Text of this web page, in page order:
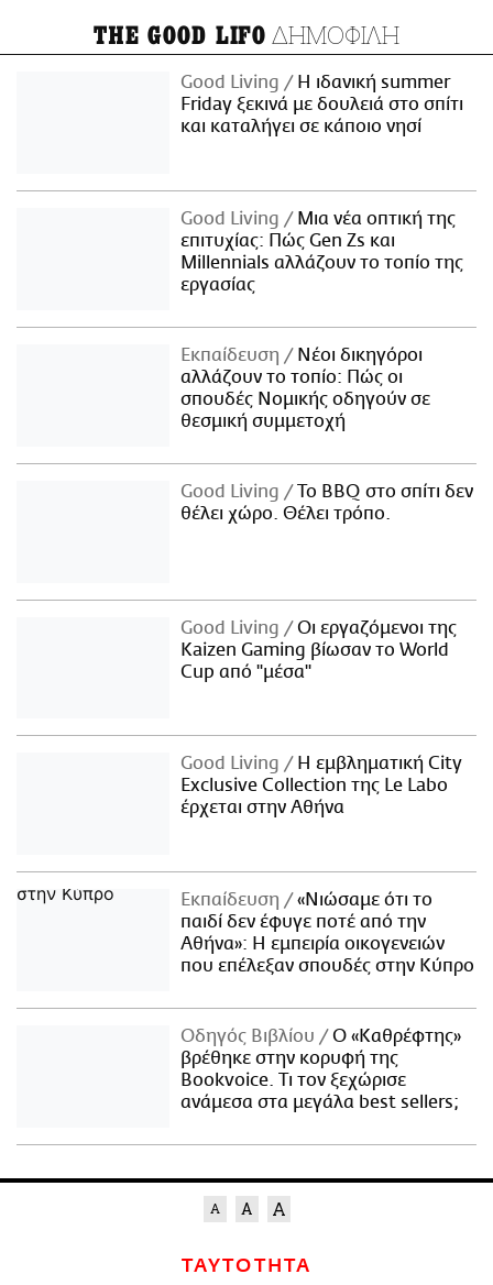
THE GOOD LIFO ΔΗΜΟΦΙΛΗ
Good Living
Η ιδανική summer
Friday ξεκινά με δουλειά στο σπίτι
και καταλήγει σε κάποιο νησί
Good Living
Μια νέα οπτική της
επιτυχίας: Πώς Gen Zs και
Millennials αλλάζουν το τοπίο της
εργασίας
Εκπαίδευση
Νέοι δικηγόροι
αλλάζουν το τοπίο: Πώς οι
σπουδές Νομικής οδηγούν σε
θεσμική συμμετοχή
Good Living
Το BBQ στο σπίτι δεν
θέλει χώρο. Θέλει τρόπο.
Good Living
Οι εργαζόμενοι της
Kaizen Gaming βίωσαν το World
Cup από "μέσα"
Good Living
Η εμβληματική City
Exclusive Collection της Le Labo
έρχεται στην Αθήνα
Εκπαίδευση
«Νιώσαμε ότι το
παιδί δεν έφυγε ποτέ από την
Αθήνα»: Η εμπειρία οικογενειών
που επέλεξαν σπουδές στην Κύπρο
Οδηγός Βιβλίου
Ο «Καθρέφτης»
βρέθηκε στην κορυφή της
Bookvoice. Τι τον ξεχώρισε
ανάμεσα στα μεγάλα best sellers;
ΤΑΥΤΟΤΗΤΑ